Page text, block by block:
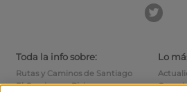
Toda la info sobre:
Rutas y Caminos de Santiago
El Camino en Bici
Lo